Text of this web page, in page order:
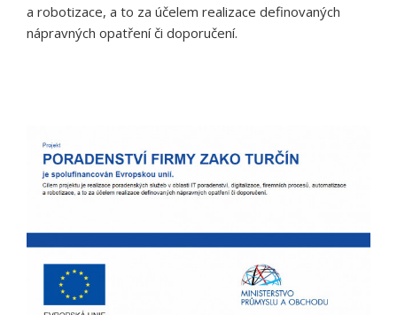
a robotizace, a to za účelem realizace definovaných
nápravných opatření či doporučení.